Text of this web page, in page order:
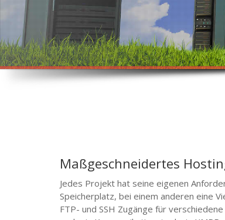
Maßgeschneidertes
Jedes Projekt hat seine eigenen
Speicherplatz, bei einem anderen eine
FTP- und SSH Zugänge für